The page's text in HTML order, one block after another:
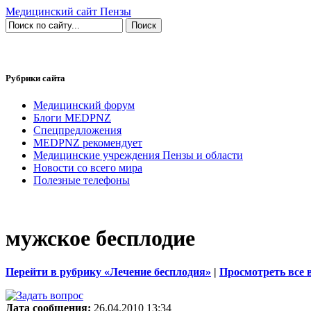
Медицинский сайт Пензы
Рубрики сайта
Медицинский форум
Блоги MEDPNZ
Спецпредложения
MEDPNZ рекомендует
Медицинские учреждения Пензы и области
Новости со всего мира
Полезные телефоны
мужское бесплодие
Перейти в рубрику «Лечение бесплодия» | Просмотреть все
Дата сообщения: 26.04.2010 13:34